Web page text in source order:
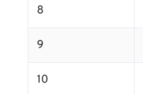
8
9
10